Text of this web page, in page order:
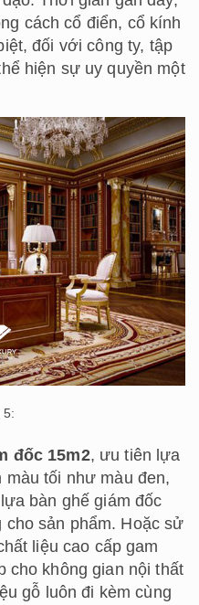
cách cổ điển, cổ kính
đối với công ty, tập
hiện sự uy quyền một
5:
đốc 15m2, ưu tiên lựa
tối như màu đen,
bàn ghế giám đốc
cho sản phẩm. Hoặc sử
liệu cao cấp gam
cho không gian nội thất
gỗ luôn đi kèm cùng